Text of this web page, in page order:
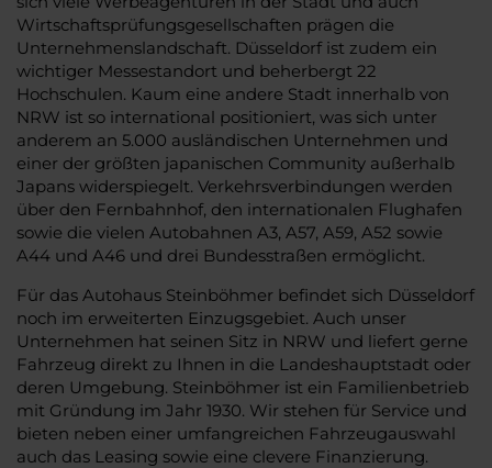
Wirtschaftsprüfungsgesellschaften prägen die
Unternehmenslandschaft. Düsseldorf ist zudem ein
wichtiger Messestandort und beherbergt 22
Hochschulen. Kaum eine andere Stadt innerhalb von
NRW ist so international positioniert, was sich unter
anderem an 5.000 ausländischen Unternehmen und
einer der größten japanischen Community außerhalb
Japans widerspiegelt. Verkehrsverbindungen werden
über den Fernbahnhof, den internationalen Flughafen
sowie die vielen Autobahnen A3, A57, A59, A52 sowie
A44 und A46 und drei Bundesstraßen ermöglicht.
Für das Autohaus Steinböhmer befindet sich Düsseldorf
noch im erweiterten Einzugsgebiet. Auch unser
Unternehmen hat seinen Sitz in NRW und liefert gerne
Fahrzeug direkt zu Ihnen in die Landeshauptstadt oder
deren Umgebung. Steinböhmer ist ein Familienbetrieb
mit Gründung im Jahr 1930. Wir stehen für Service und
bieten neben einer umfangreichen Fahrzeugauswahl
auch das Leasing sowie eine clevere Finanzierung.